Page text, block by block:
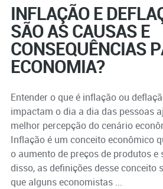
INFLAÇÃO E
SÃO AS CAUSAS E
CONSEQUÊNCIAS
ECONOMIA?
Entender o que é inflação ou
impactam o dia a dia das pessoas
melhor percepção do cenário
Inflação é um conceito econômico
o aumento de preços de produtos e
disso, as definições desse conceito
que alguns economistas ...